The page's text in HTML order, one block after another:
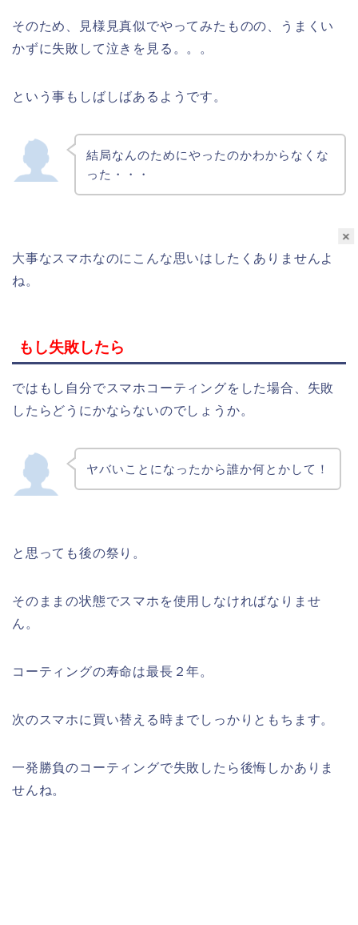
そのため、見様見真似でやってみたものの、うまくい
かずに失敗して泣きを見る。。。
という事もしばしばあるようです。
結局なんのためにやったのかわからなくな
った・・・
大事なスマホなのにこんな思いはしたくありませんよ
ね。
もし失敗したら
ではもし自分でスマホコーティングをした場合、失敗
したらどうにかならないのでしょうか。
ヤバいことになったから誰か何とかして！
と思っても後の祭り。
そのままの状態でスマホを使用しなければなりませ
ん。
コーティングの寿命は最長２年。
次のスマホに買い替える時までしっかりともちます。
一発勝負のコーティングで失敗したら後悔しかありま
せんね。
×